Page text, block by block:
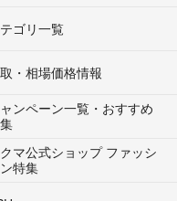
ゴリ一覧
・相場価格情報
ンペーン一覧・おすすめ
マ公式ショップ ファッシ
特集